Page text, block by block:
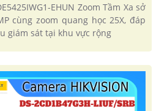
EHUN Zoom Tầm Xa sở
cùng zoom quang học 25X, đáp
giám sát tại khu vực rộng